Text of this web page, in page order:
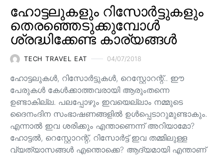
ഹോട്ടലുകളും റിസോർട്ടുകളും
തെരഞ്ഞെടുക്കുമ്പോൾ
ശ്രദ്ധിക്കേണ്ട കാര്യങ്ങൾ
TECH TRAVEL EAT 04/07/2018
ഹോട്ടലുകൾ, റിസോർട്ടുകൾ, റെസ്റ്റോറന്റ്.. ഈ
പേരുകൾ കേൾക്കാത്തവരായി ആരുംതന്നെ
ഉണ്ടാകില്ല. പലപ്പോഴും ഇവയെല്ലാം നമ്മുടെ
ദൈനംദിന സംഭാഷണങ്ങളിൽ ഉൾപ്പെടാറുമുണ്ടാകും.
എന്നാൽ ഇവ ശരിക്കും എന്താണെന്ന് അറിയാമോ?
ഹോട്ടൽ, റെസ്റ്റോറന്റ്, റിസോർട്ട് ഇവ തമ്മിലുള്ള
വ്യത്യാസങ്ങൾ എന്തൊക്കെ? ആദ്യമായി എന്താണ്